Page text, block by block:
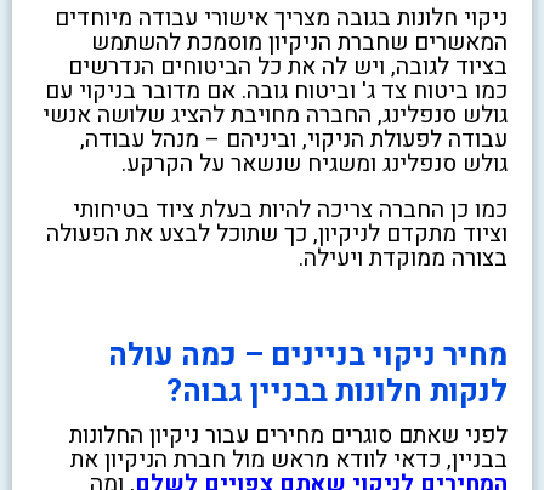
ניקוי חלונות בגובה מצריך אישורי עבודה מיוחדים
המאשרים שחברת הניקיון מוסמכת להשתמש
בציוד לגובה, ויש לה את כל הביטוחים הנדרשים
כמו ביטוח צד ג' וביטוח גובה. אם מדובר בניקוי עם
גולש סנפלינג, החברה מחויבת להציג שלושה אנשי
עבודה לפעולת הניקוי, וביניהם – מנהל עבודה,
גולש סנפלינג ומשגיח שנשאר על הקרקע.
כמו כן החברה צריכה להיות בעלת ציוד בטיחותי
וציוד מתקדם לניקיון, כך שתוכל לבצע את הפעולה
בצורה ממוקדת ויעילה.
מחיר ניקוי בניינים – כמה עולה
לנקות חלונות בבניין גבוה?
לפני שאתם סוגרים מחירים עבור ניקיון החלונות
בבניין, כדאי לוודא מראש מול חברת הניקיון את